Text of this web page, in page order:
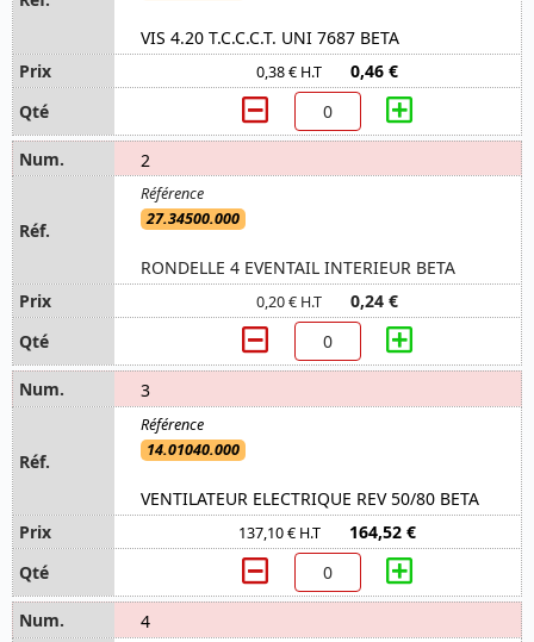
VIS 4.20 T.C.C.C.T. UNI 7687 BETA
0,38 € H.T 0,46 €
2
27.34500.000
RONDELLE 4 EVENTAIL INTERIEUR BETA
0,20 € H.T 0,24 €
3
14.01040.000
VENTILATEUR ELECTRIQUE REV 50/80 BETA
137,10 € H.T 164,52 €
4